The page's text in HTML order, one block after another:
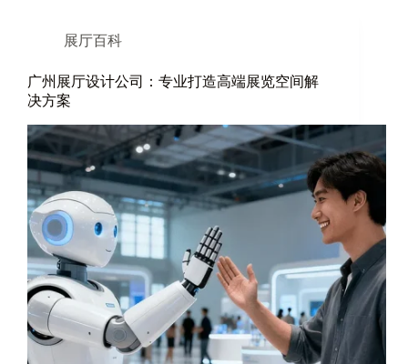
展厅百科
广州展厅设计公司：专业打造高端展览空间解
决方案